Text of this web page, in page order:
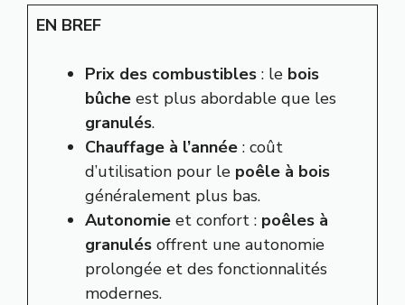
EN BREF
Prix des combustibles : le bois
bûche est plus abordable que les
granulés.
Chauffage à l’année : coût
d’utilisation pour le poêle à bois
généralement plus bas.
Autonomie et confort : poêles à
granulés offrent une autonomie
prolongée et des fonctionnalités
modernes.